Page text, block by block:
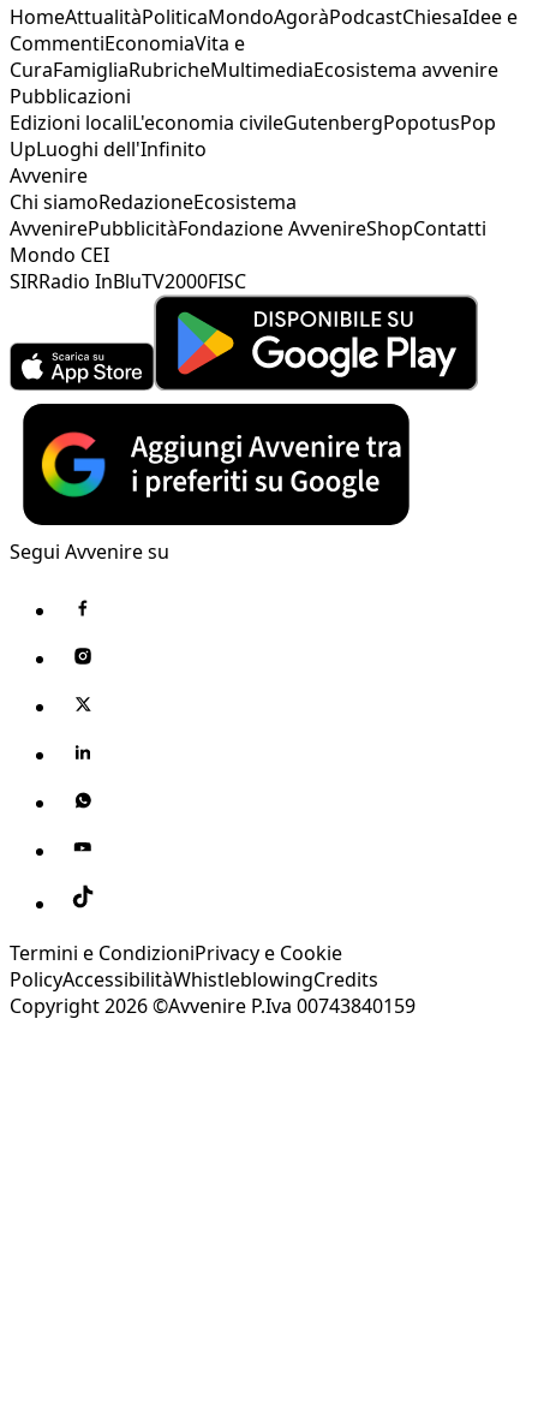
HomeAttualitàPoliticaMondoAgoràPodcastChiesaIdee e
CommentiEconomiaVita e
CuraFamigliaRubricheMultimediaEcosistema avvenire
Pubblicazioni
Edizioni localiL'economia civileGutenbergPopotusPop
UpLuoghi dell'Infinito
Avvenire
Chi siamoRedazioneEcosistema
AvvenirePubblicitàFondazione AvvenireShopContatti
Mondo CEI
SIRRadio InBluTV2000FISC
Segui Avvenire su
Termini e CondizioniPrivacy e Cookie
PolicyAccessibilitàWhistleblowingCredits
Copyright 2026 ©Avvenire P.Iva 00743840159